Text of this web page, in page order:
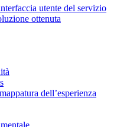
utente del servizio
ottenuta
dell’esperienza